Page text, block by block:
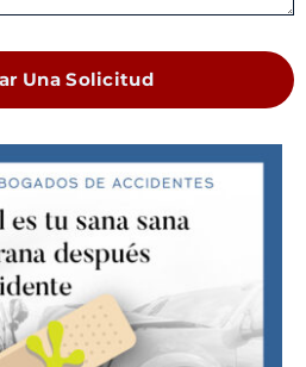
Una Solicitud